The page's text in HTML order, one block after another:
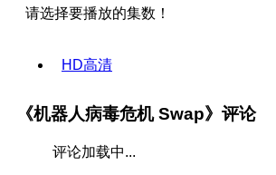
请选择要播放的集数！
HD高清
《机器人病毒危机 Swap》评论
评论加载中...